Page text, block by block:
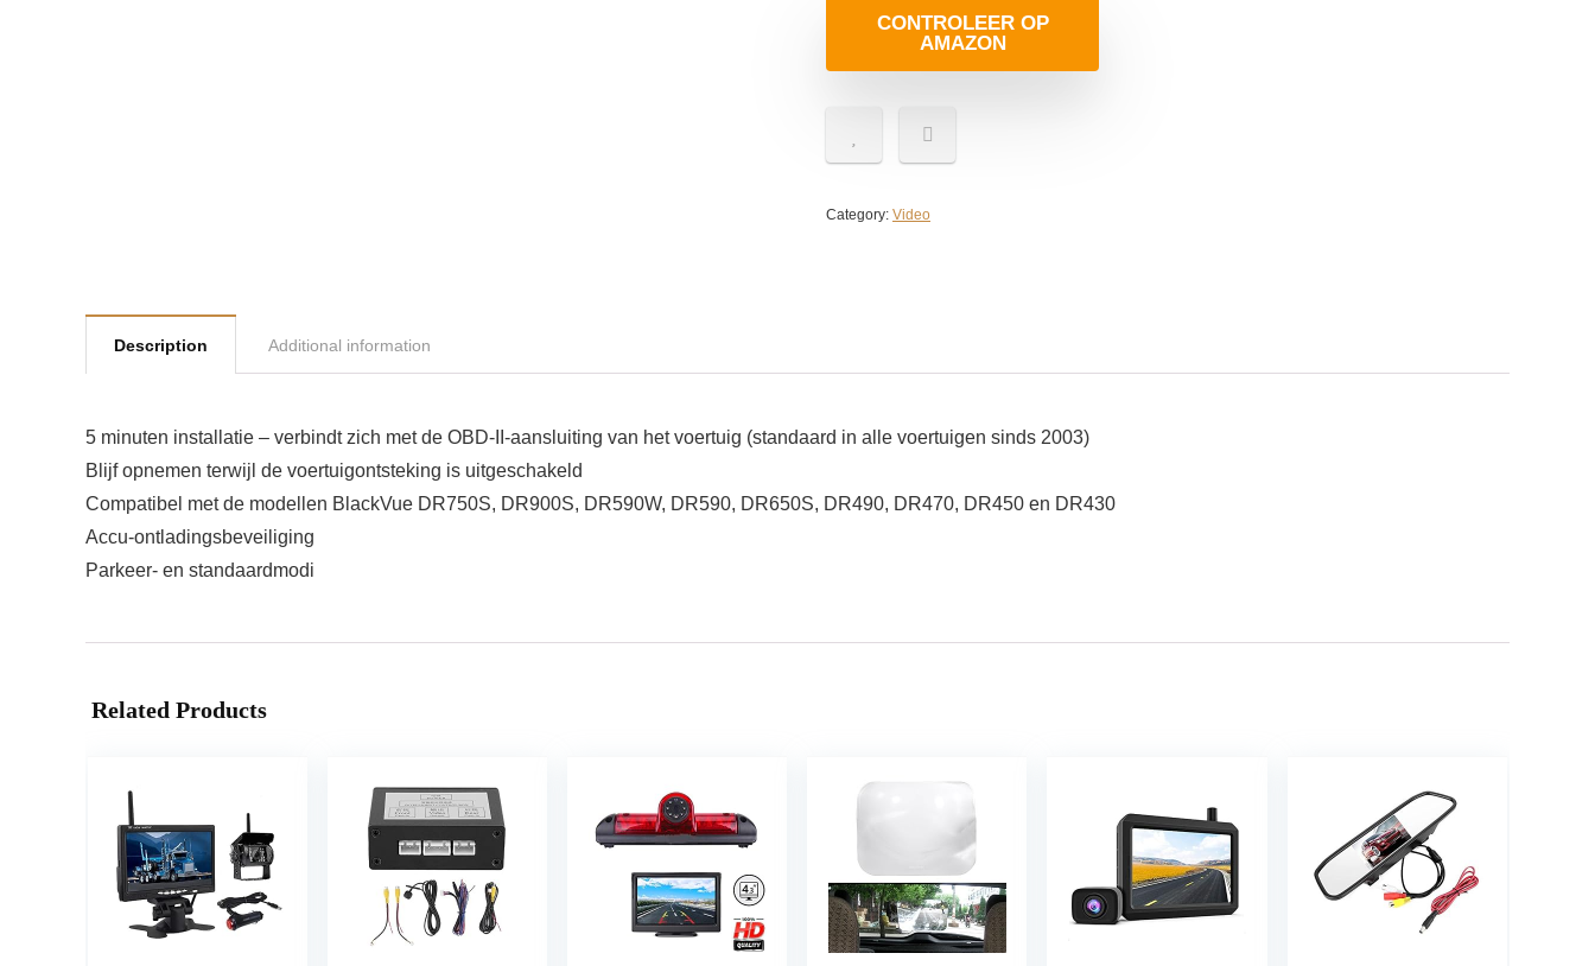
CONTROLEER OP
AMAZON
Category: Video
Description Additional information
5 minuten installatie – verbindt zich met de OBD-II-aansluiting van het voertuig (standaard in alle voertuigen sinds 2003)
Blijf opnemen terwijl de voertuigontsteking is uitgeschakeld
Compatibel met de modellen BlackVue DR750S, DR900S, DR590W, DR590, DR650S, DR490, DR470, DR450 en DR430
Accu-ontladingsbeveiliging
Parkeer- en standaardmodi
Related Products